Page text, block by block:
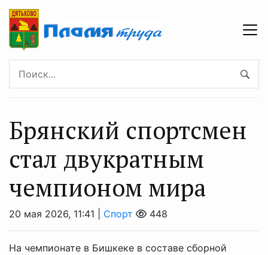
Брянский спортсмен
стал двукратным
чемпионом мира
20 мая 2026, 11:41 | Спорт 448
На чемпионате в Бишкеке в составе сборной